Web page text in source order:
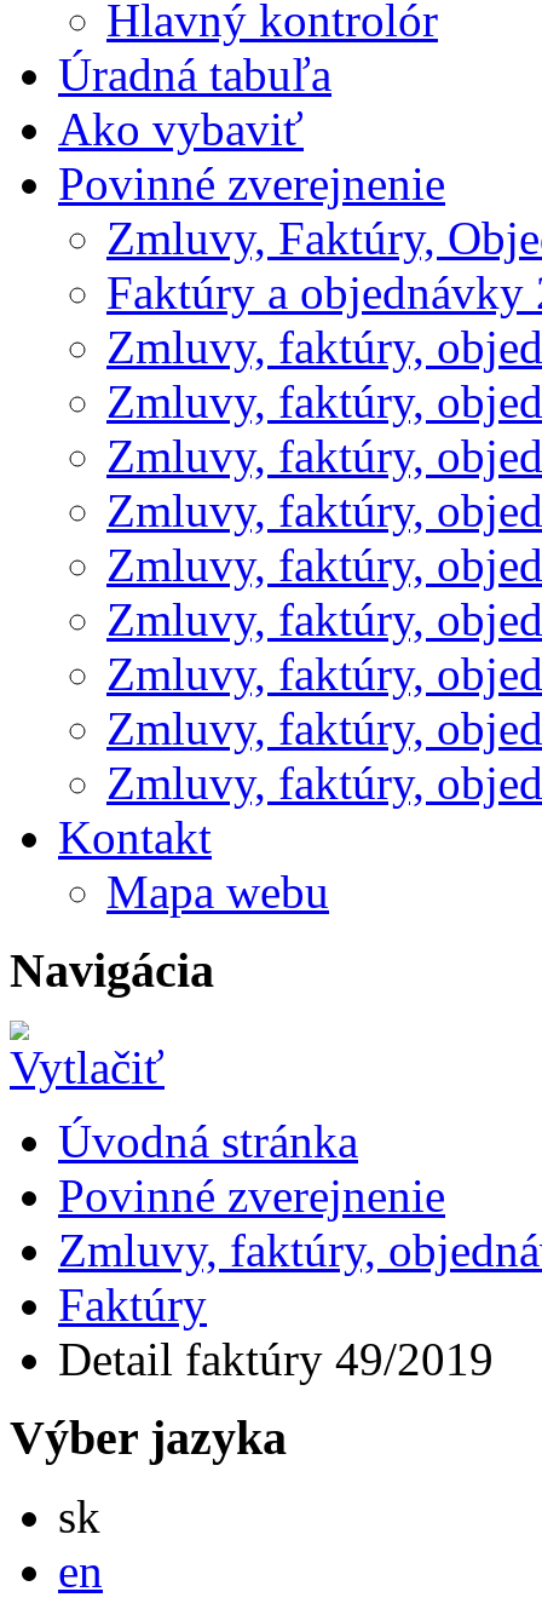
Hlavný kontrolór
Úradná tabuľa
Ako vybaviť
Povinné zverejnenie
Zmluvy, Faktúry,
Faktúry a objednávky
Zmluvy, faktúry,
Zmluvy, faktúry,
Zmluvy, faktúry,
Zmluvy, faktúry,
Zmluvy, faktúry,
Zmluvy, faktúry,
Zmluvy, faktúry,
Zmluvy, faktúry,
Zmluvy, faktúry,
Kontakt
Mapa webu
Navigácia
Úvodná stránka
Povinné zverejnenie
Zmluvy, faktúry,
Faktúry
Detail faktúry 49/2019
Výber jazyka
sk
en